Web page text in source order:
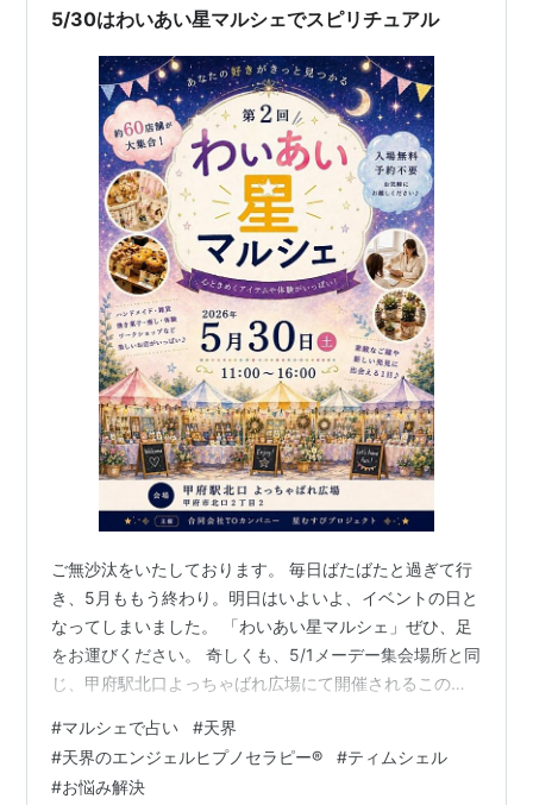
っていることを想像してもらうとわかりやすいかと。た
5/30はわいあい星マルシェでスピリチュアル
ご無沙汰をいたしております。 毎日ばたばたと過ぎて行
き、5月ももう終わり。明日はいよいよ、イベントの日と
なってしまいました。 「わいあい星マルシェ」ぜひ、足
をお運びください。 奇しくも、5/1メーデー集会場所と同
じ、甲府駅北口よっちゃばれ広場にて開催されるこのイ
ル）のスピリチュアルリーディング」として皆さまのお
越しをお待ちしております。 どうぞよろしくお願いいた
します！ 場所43「Timshel（ティムシェル）のスピリチ
#マルシェで占い #天界
#天界のエンジェルヒプノセラピー® #ティムシェル
#お悩み解決